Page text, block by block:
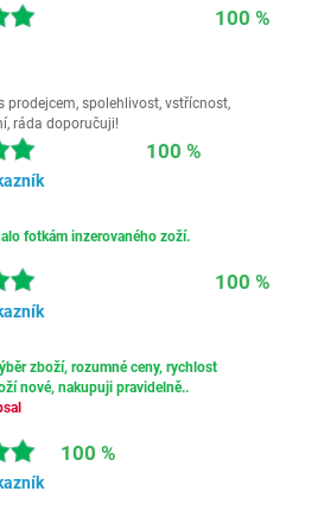
100 %
prodejcem, spolehlivost, vstřícnost,
ráda doporučuji!
100 %
fotkám inzerovaného zoží.
100 %
zboží, rozumné ceny, rychlost
nové, nakupuji pravidelně..
100 %